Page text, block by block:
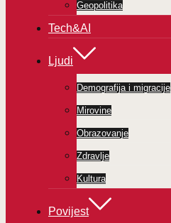
Geopolitika
Tech&AI
Ljudi
Demografija i migracije
Mirovine
Obrazovanje
Zdravlje
Kultura
Povijest